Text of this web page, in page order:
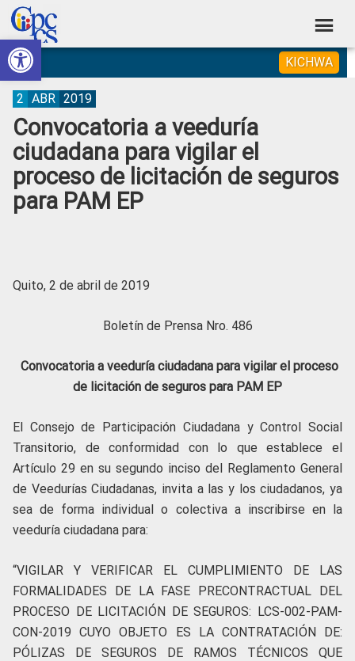
Abrir barra de herramientas
Skip
to
primary
navigation
Skip
to
main
content
Skip
to
primary
sidebar
Skip
to
footer
Consejo
de
Participación
Ciudadana
Control
Social
Construyendo
Poder
Ciudadano
KICHWA
Convocatoria a veeduría
ciudadana para vigilar el
proceso de licitación de seguros
para PAM EP
2 ABR 2019
Quito, 2 de abril de 2019
Boletín de Prensa Nro. 486
Convocatoria a veeduría ciudadana para vigilar el proceso
de licitación de seguros para PAM EP
El Consejo de Participación Ciudadana y Control Social
Transitorio, de conformidad con lo que establece el
Artículo 29 en su segundo inciso del Reglamento General
de Veedurías Ciudadanas, invita a las y los ciudadanos, ya
sea de forma individual o colectiva a inscribirse en la
veeduría ciudadana para:
“VIGILAR Y VERIFICAR EL CUMPLIMIENTO DE LAS
FORMALIDADES DE LA FASE PRECONTRACTUAL DEL
PROCESO DE LICITACIÓN DE SEGUROS: LCS-002-PAM-
CON-2019 CUYO OBJETO ES LA CONTRATACIÓN DE:
PÓLIZAS DE SEGUROS DE RAMOS TÉCNICOS QUE